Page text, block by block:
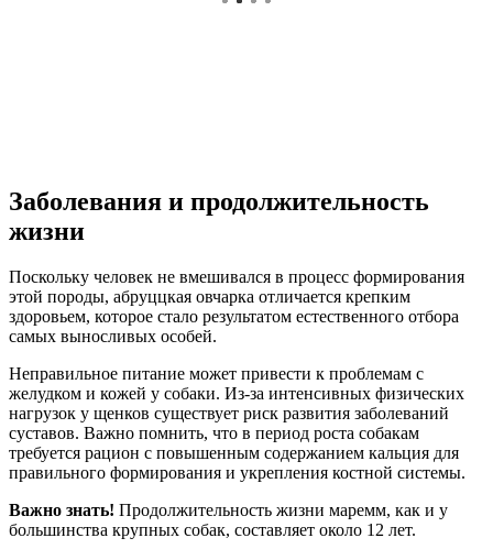
Заболевания и продолжительность
жизни
Поскольку человек не вмешивался в процесс формирования
этой породы, абруццкая овчарка отличается крепким
здоровьем, которое стало результатом естественного отбора
самых выносливых особей.
Неправильное питание может привести к проблемам с
желудком и кожей у собаки. Из-за интенсивных физических
нагрузок у щенков существует риск развития заболеваний
суставов. Важно помнить, что в период роста собакам
требуется рацион с повышенным содержанием кальция для
правильного формирования и укрепления костной системы.
Важно знать! Продолжительность жизни маремм, как и у
большинства крупных собак, составляет около 12 лет.